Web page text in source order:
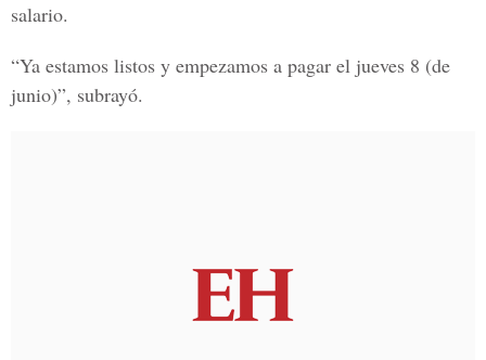
salario.
“Ya estamos listos y empezamos a pagar el jueves 8 (de
junio)”, subrayó.